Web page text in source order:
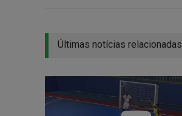
Últimas notícias relacionadas